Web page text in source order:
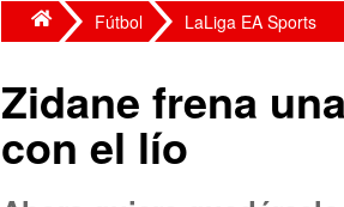
Fútbol LaLiga EA Sports
Zidane frena
con el lío